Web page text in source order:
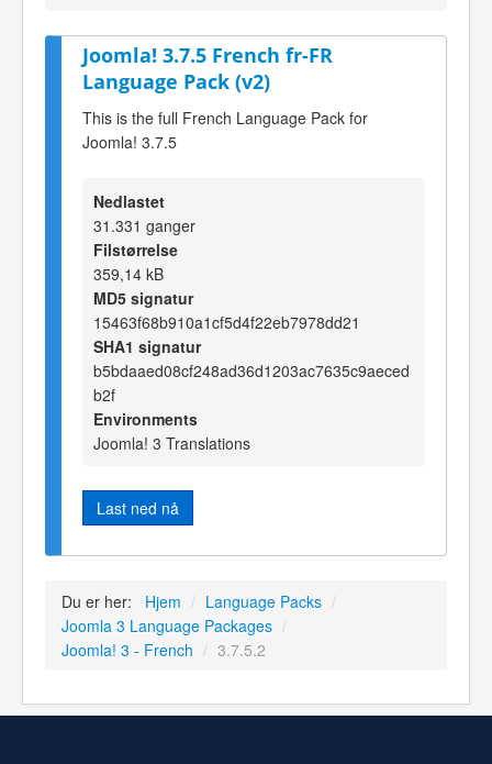
Joomla! 3.7.5 French fr-FR
Language Pack (v2)
This is the full French Language Pack for
Joomla! 3.7.5
Nedlastet
31.331 ganger
Filstørrelse
359,14 kB
MD5 signatur
15463f68b910a1cf5d4f22eb7978dd21
SHA1 signatur
b5bdaaed08cf248ad36d1203ac7635c9aeced
b2f
Environments
Joomla! 3 Translations
Last ned nå
Du er her: Hjem / Language Packs /
Joomla 3 Language Packages /
Joomla! 3 - French / 3.7.5.2